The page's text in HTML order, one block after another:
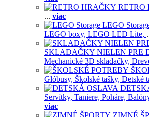
RETRO
... viac
LEGO
LEGO boxy, LEGO LED Lite,
SKLADAČKY NIELEN PRE
Mechanické 3D skladačky,
Glóbusy, Školské tašky, Detské
Servítky, Taniere, Poháre,
viac
ZIMNÉ